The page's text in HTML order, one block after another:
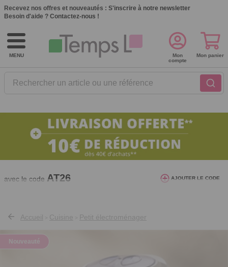
Recevez nos offres et nouveautés : S'inscrire à notre newsletter
Besoin d'aide ? Contactez-nous !
MENU
Rechercher un article ou une référence
Mon
compte
Mon panier
10€ de réduction dès 40€ d'achat. Offre
valable du 03/08/2026 au 12/08/2026.
avec le code AT26 AJOUTER LE CODE
Accueil Cuisine Petit électroménager
Nouveauté